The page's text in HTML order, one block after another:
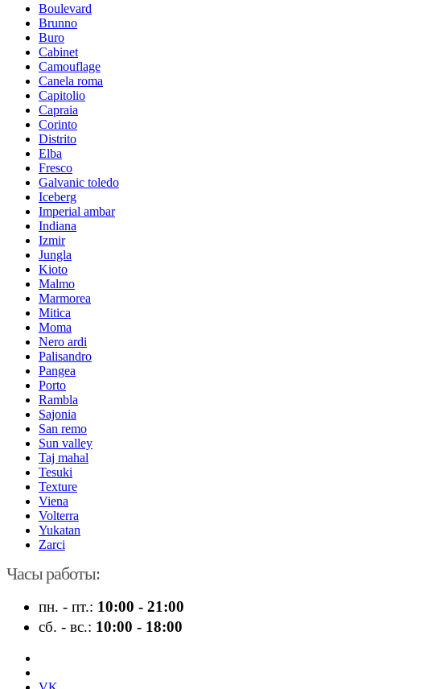
Boulevard
Brunno
Buro
Cabinet
Camouflage
Canela roma
Capitolio
Capraia
Corinto
Distrito
Elba
Fresco
Galvanic toledo
Iceberg
Imperial ambar
Indiana
Izmir
Jungla
Kioto
Malmo
Marmorea
Mitica
Moma
Nero ardi
Palisandro
Pangea
Porto
Rambla
Sajonia
San remo
Sun valley
Taj mahal
Tesuki
Texture
Viena
Volterra
Yukatan
Zarci
Часы работы:
пн. - пт.: 10:00 - 21:00
сб. - вс.: 10:00 - 18:00